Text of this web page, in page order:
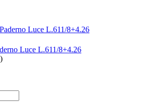
Luce L.611/8+4.26